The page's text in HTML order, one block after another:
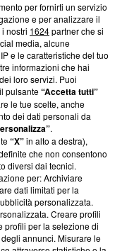
su Blasting
ci impegniamo a
nostra aderenza a
News non è
di farne
una verifica di
per fornirti un servizio
e per analizzare il
nostri 1624partner che si
media, alcune
e le caratteristiche del tuo
informazioni che hai
loro servizi. Puoi
pulsante“Accetta tutti”
le tue scelte, anche
dei dati personali da
.
“X”in alto a destra),
che non consentono
diversi dai tecnici.
per: Archiviare
dati limitati per la
personalizzata.
Creare profili
profili per la selezione di
annunci. Misurare le